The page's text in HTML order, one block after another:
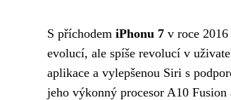
S příchodem iPhonu 7 v roce
evolucí, ale spíše revolucí v
aplikace a vylepšenou Siri s
jeho výkonný procesor A10